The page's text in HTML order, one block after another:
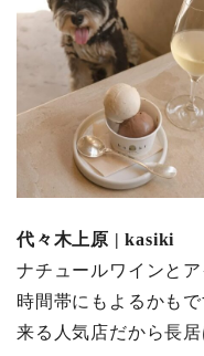
代々木上原 | kasiki
ナチュールワインと
時間帯にもよるかも
来る人気店だから長